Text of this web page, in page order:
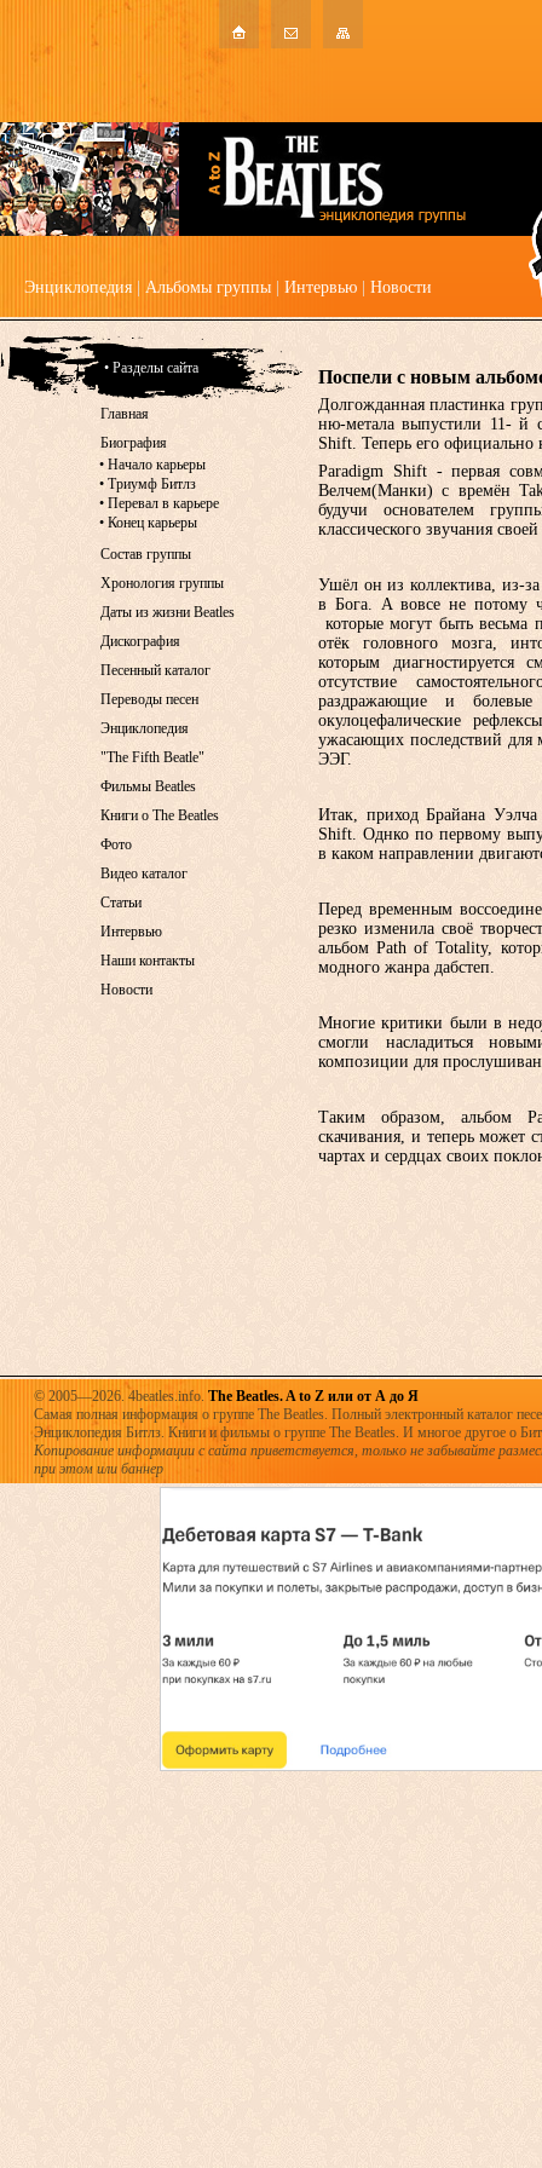
Энциклопедия Альбомы группы Интервью Новости
Поспели с новым
Долгожданная пластинка
ню-метала выпустили 11- й
Shift. Теперь его официально
Paradigm Shift - первая
Велчем(Манки) с времён
будучи основателем
классического звучания
Ушёл он из коллектива, из-
в Бога. А вовсе не потому
которые могут быть
отёк головного мозга,
которым диагностируется
отсутствие
раздражающие и болевые
окулоцефалические
ужасающих последствий для
ЭЭГ.
Итак, приход Брайана
Shift. Однко по первому
в каком направлении
Перед временным
резко изменила своё
альбом Path of Totality,
модного жанра дабстеп.
Многие критики были в
смогли насладиться
композиции для
Таким образом, альбом
скачивания, и теперь может
чартах и сердцах своих
• Разделы сайта
Главная
Биография
• Начало карьеры
• Триумф Битлз
• Перевал в карьере
• Конец карьеры
Состав группы
Хронология группы
Даты из жизни Beatles
Дискография
Песенный каталог
Переводы песен
Энциклопедия
"The Fifth Beatle"
Фильмы Beatles
Книги о The Beatles
Фото
Видео каталог
Статьи
Интервью
Наши контакты
Новости
© 2005—2026. 4beatles.info. The Beatles. A to Z или от А до Я
Самая полная информация о группе The Beatles. Полный электронный каталог
Энциклопедия Битлз. Книги и фильмы о группе The Beatles. И многое другое о
Копирование информации с сайта приветствуется, только не забывайте
при этом или баннер